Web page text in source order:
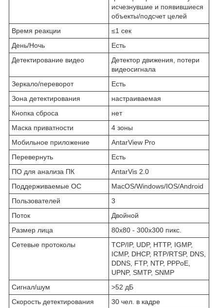
исчезнувшие и появившиеся
объекты/подсчет целей
Время реакции
≤1 сек
День/Ночь
Есть
Детектирование видео
Детектор движения, потери
видеосигнала
Зеркало/переворот
Есть
Зона детектирования
настраиваемая
Кнопка сброса
нет
Маска приватности
4 зоны
Мобильное приложение
AntarView Pro
Перевернуть
Есть
ПО для анализа ПК
AntarVis 2.0
Поддерживаемые ОС
MacOS/Windows/IOS/Android
Пользователей
3
Поток
Двойной
Размер лица
80x80 - 300x300 пикс.
Сетевые протоколы
TCP/IP, UDP, HTTP, IGMP,
ICMP, DHCP, RTP/RTSP, DNS,
DDNS, FTP, NTP, PPPoE,
UPNP, SMTP, SNMP
Сигнал/шум
>52 дБ
Скорость детектирования
30 чел. в кадре